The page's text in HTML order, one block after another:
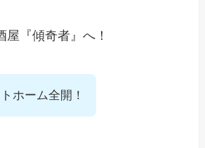
屋『傾奇者』へ！
ホーム全開！